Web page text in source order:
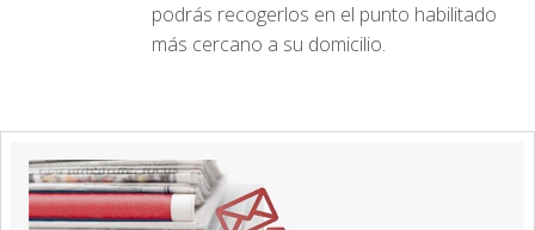
podrás recogerlos en el punto habilitado
más cercano a su domicilio.